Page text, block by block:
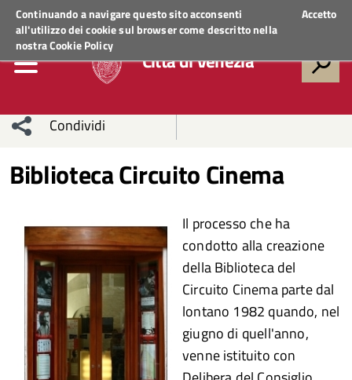
Continuando a navigare questo sito acconsenti
all'utilizzo dei cookie sul browser come descritto nella
nostraCookie Policy
Accetto
Regione VenetoACCEDI AI SERVIZI
Città di Venezia
Condividi
network
Condividi
Condividi
Facebook
su
Twitter
Condividi
su
Facebook
Condividi
su
Whatsapp
Biblioteca Circuito Cinema
Il processo che ha
condotto alla creazione
della Biblioteca del
Circuito Cinema parte dal
lontano 1982 quando, nel
giugno di quell'anno,
venne istituito con